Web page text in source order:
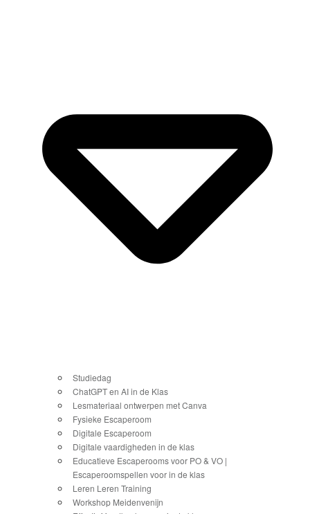
Studiedag
ChatGPT en AI in de Klas
Lesmateriaal ontwerpen met Canva
Fysieke Escaperoom
Digitale Escaperoom
Digitale vaardigheden in de klas
Educatieve Escaperooms voor PO & VO |
Escaperoomspellen voor in de klas
Leren Leren Training
Workshop Meidenvenijn